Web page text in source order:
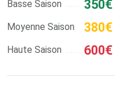
Basse Saison 350€
Moyenne Saison
380€
Haute Saison
600€